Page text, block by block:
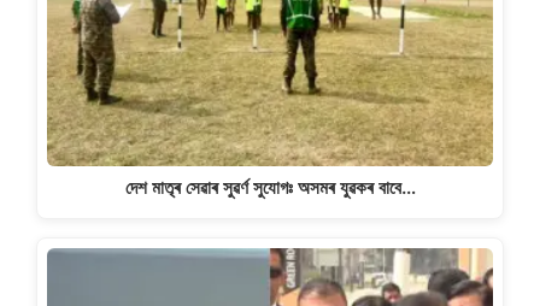
দেশ মাতৃৰ সেৱাৰ সুৱৰ্ণ সুযোগঃ অসমৰ যুৱকৰ বাবে…